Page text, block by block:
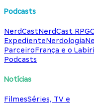
Podcasts
NerdCastNerdCast RPG
ExpedienteNerdologia
ParceiroFrança e o
Podcasts
Notícias
FilmesSéries, TV e